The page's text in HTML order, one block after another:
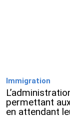
Immigration
permettant
en attendant